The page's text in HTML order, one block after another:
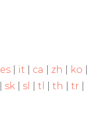
es it ca zh ko
sk sl tl th tr